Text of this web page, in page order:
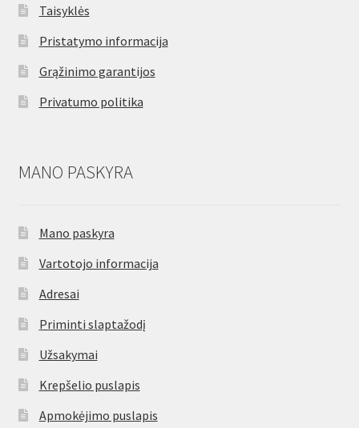
Taisyklės
Pristatymo informacija
Grąžinimo garantijos
Privatumo politika
MANO PASKYRA
Mano paskyra
Vartotojo informacija
Adresai
Priminti slaptažodį
Užsakymai
Krepšelio puslapis
Apmokėjimo puslapis